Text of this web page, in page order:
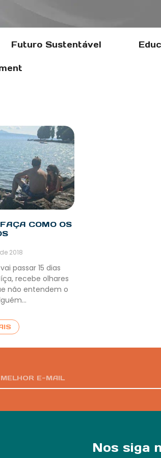
Futuro Sustentável
COMO OS
2018
passar 15 dias
recebe olhares
não entendem o
Nos siga